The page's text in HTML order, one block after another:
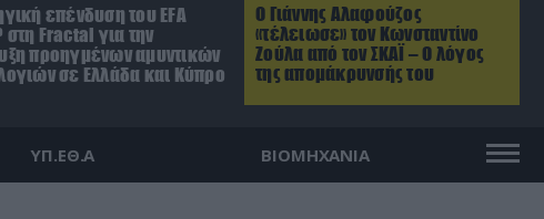
Ο Γιάννης Αλαφούζος
«τέλειωσε» τον Κωνσταντίνο
Ζούλα από τον ΣΚΑΪ – Ο λόγος
της απομάκρυνσής του
επένδυση του EFA
στη Fractal για την
προηγμένων αμυντικών
σε Ελλάδα και Κύπρο
ΥΠ.ΕΘ.Α ΒΙΟΜΗΧΑΝΙΑ